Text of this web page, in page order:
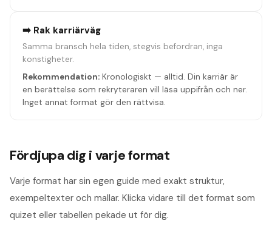
➡️ Rak karriärväg
Samma bransch hela tiden, stegvis befordran, inga
konstigheter.
Rekommendation: Kronologiskt — alltid. Din karriär är
en berättelse som rekryteraren vill läsa uppifrån och ner.
Inget annat format gör den rättvisa.
Fördjupa dig i varje format
Varje format har sin egen guide med exakt struktur,
exempeltexter och mallar. Klicka vidare till det format som
quizet eller tabellen pekade ut för dig.